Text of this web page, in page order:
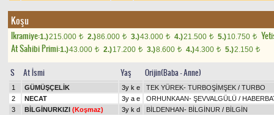
Koşu
Ikramiye:1.)215.000 t 2.)86.000 t 3.)43.000 t 4.)21.500 t 5.)10.750 t
At Sahibi Primi:1.)43.000 t 2.)17.200 t 3.)8.600 t 4.)4.300 t 5.)2.150 t
S At İsmi Yaş Orijin(Baba - Anne)
1 GÜMÜŞÇELİK 3y k e TEK YÜREK- TURBOŞİMŞEK / TURBO
2
NECAT 3y a e ORHUNKAAN- ŞEVVALGÜLÜ /
3
BİLGİNURKIZI (Koşmaz) 3y k d BİLDENHAN- BİLGİNUR / BİLGİN